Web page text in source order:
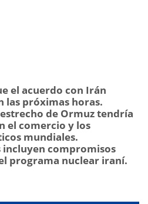
el acuerdo con Irán
las próximas horas.
de Ormuz tendría
el comercio y los
mundiales.
incluyen compromisos
programa nuclear iraní.